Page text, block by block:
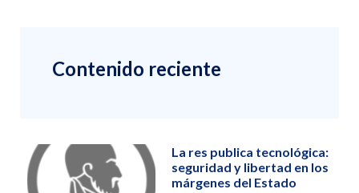
Contenido reciente
La res publica tecnológica:
seguridad y libertad en los
márgenes del Estado